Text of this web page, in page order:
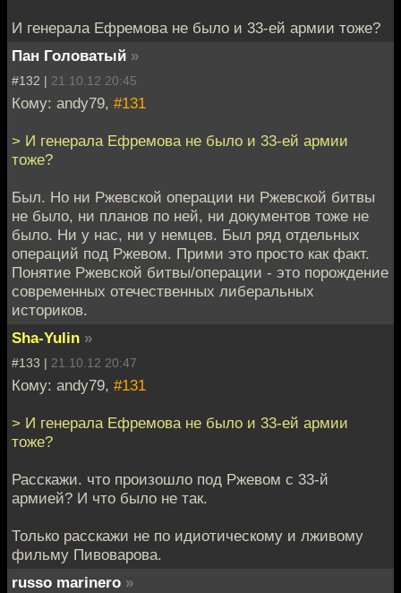
И генерала Ефремова не было и 33-ей армии тоже?
Пан Головатый »
#132 | 21.10.12 20:45
Кому: andy79, #131
> И генерала Ефремова не было и 33-ей армии
тоже?
Был. Но ни Ржевской операции ни Ржевской битвы
не было, ни планов по ней, ни документов тоже не
было. Ни у нас, ни у немцев. Был ряд отдельных
операций под Ржевом. Прими это просто как факт.
Понятие Ржевской битвы/операции - это порождение
современных отечественных либеральных
историков.
Sha-Yulin »
#133 | 21.10.12 20:47
Кому: andy79, #131
> И генерала Ефремова не было и 33-ей армии
тоже?
Расскажи. что произошло под Ржевом с 33-й
армией? И что было не так.
Только расскажи не по идиотическому и лживому
фильму Пивоварова.
russo marinero »